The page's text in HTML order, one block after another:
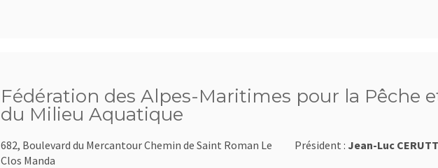
Fédération des Alpes-Maritimes pour la Pêche
du Milieu Aquatique
682, Boulevard du Mercantour Chemin de Saint Roman Le
Clos Manda
Président : Jean-Luc